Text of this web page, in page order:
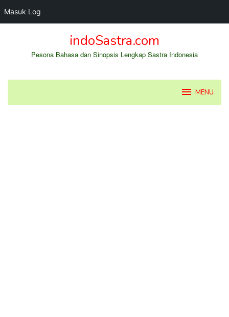
Masuk Log
indoSastra.com
Pesona Bahasa dan Sinopsis Lengkap Sastra Indonesia
MENU